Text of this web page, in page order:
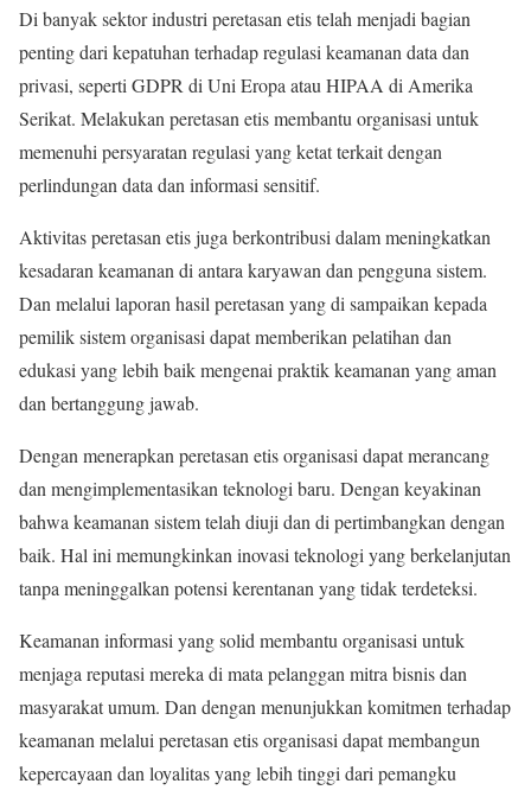
Di banyak sektor industri peretasan etis telah menjadi bagian
penting dari kepatuhan terhadap regulasi keamanan data dan
privasi, seperti GDPR di Uni Eropa atau HIPAA di Amerika
Serikat. Melakukan peretasan etis membantu organisasi untuk
memenuhi persyaratan regulasi yang ketat terkait dengan
perlindungan data dan informasi sensitif.
Aktivitas peretasan etis juga berkontribusi dalam meningkatkan
kesadaran keamanan di antara karyawan dan pengguna sistem.
Dan melalui laporan hasil peretasan yang di sampaikan kepada
pemilik sistem organisasi dapat memberikan pelatihan dan
edukasi yang lebih baik mengenai praktik keamanan yang aman
dan bertanggung jawab.
Dengan menerapkan peretasan etis organisasi dapat merancang
dan mengimplementasikan teknologi baru. Dengan keyakinan
bahwa keamanan sistem telah diuji dan di pertimbangkan dengan
baik. Hal ini memungkinkan inovasi teknologi yang berkelanjutan
tanpa meninggalkan potensi kerentanan yang tidak terdeteksi.
Keamanan informasi yang solid membantu organisasi untuk
menjaga reputasi mereka di mata pelanggan mitra bisnis dan
masyarakat umum. Dan dengan menunjukkan komitmen terhadap
keamanan melalui peretasan etis organisasi dapat membangun
kepercayaan dan loyalitas yang lebih tinggi dari pemangku